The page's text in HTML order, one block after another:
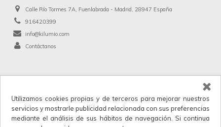
Calle Río Tormes 7A, Fuenlabrada - Madrid, 28947 España
916420399
info@kilumio.com
Contáctanos
Kilumio.com. Todos los derechos reservados.
Kilumio, distribuidor y proveedor mayorista de productos de licencias, merchandising
y anunciados en TV. IVA no incluido en los precios.
Horario de atención al cliente: Lunes a Viernes 9:00 a 17:30.
Utilizamos cookies propias y de terceros para mejorar nuestros
servicios y mostrarle publicidad relacionada con sus preferencias
mediante el análisis de sus hábitos de navegación. Si continua